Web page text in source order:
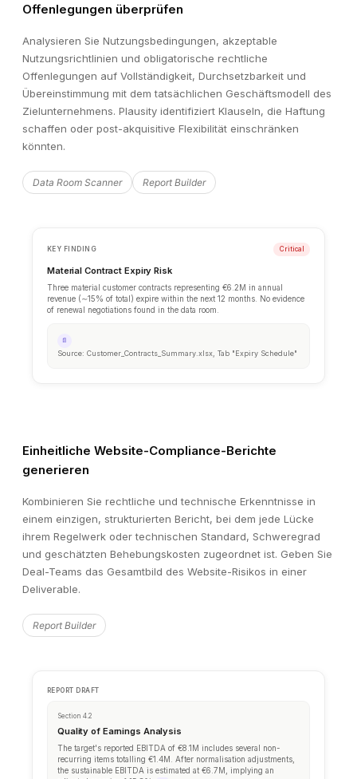
94%
Offenlegungen überprüfen
Analysieren Sie Nutzungsbedingungen, akzeptable
Nutzungsrichtlinien und obligatorische rechtliche
Offenlegungen auf Vollständigkeit, Durchsetzbarkeit und
Übereinstimmung mit dem tatsächlichen Geschäftsmodell des
Zielunternehmens. Plausity identifiziert Klauseln, die Haftung
schaffen oder post-akquisitive Flexibilität einschränken
könnten.
Data Room Scanner Report Builder
Einheitliche Website-Compliance-Berichte
generieren
Kombinieren Sie rechtliche und technische Erkenntnisse in
einem einzigen, strukturierten Bericht, bei dem jede Lücke
ihrem Regelwerk oder technischen Standard, Schweregrad
und geschätzten Behebungskosten zugeordnet ist. Geben Sie
Deal-Teams das Gesamtbild des Website-Risikos in einer
Deliverable.
Report Builder